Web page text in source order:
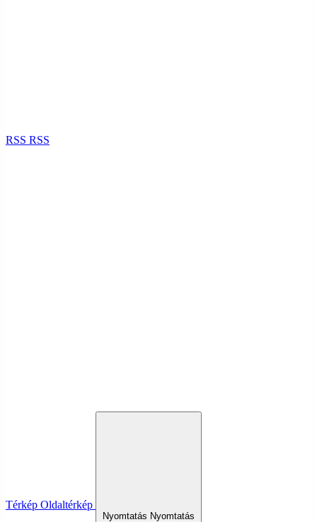
RSS RSS
Térkép Oldaltérkép
Nyomtatás Nyomtatás